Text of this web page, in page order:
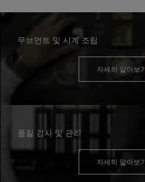
무브먼트 및 시계 조립
자세히 알아보기
품질 검사 및 관리
자세히 알아보기